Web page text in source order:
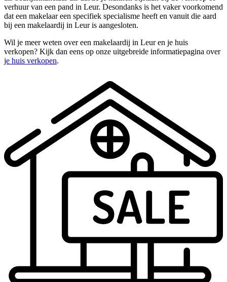
verhuur van een pand in Leur. Desondanks is het vaker voorkomend
dat een makelaar een specifiek specialisme heeft en vanuit die aard
bij een makelaardij in Leur is aangesloten.
Wil je meer weten over een makelaardij in Leur en je huis
verkopen? Kijk dan eens op onze uitgebreide informatiepagina over
je huis verkopen.